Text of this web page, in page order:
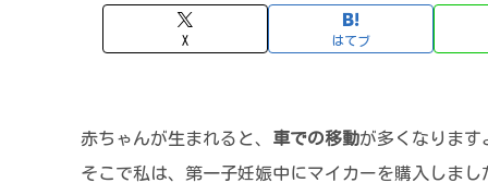
X はてブ
赤ちゃんが生まれると、 車での移動が多くなります
そこで私は、第一子妊娠中にマイカーを購入しまし